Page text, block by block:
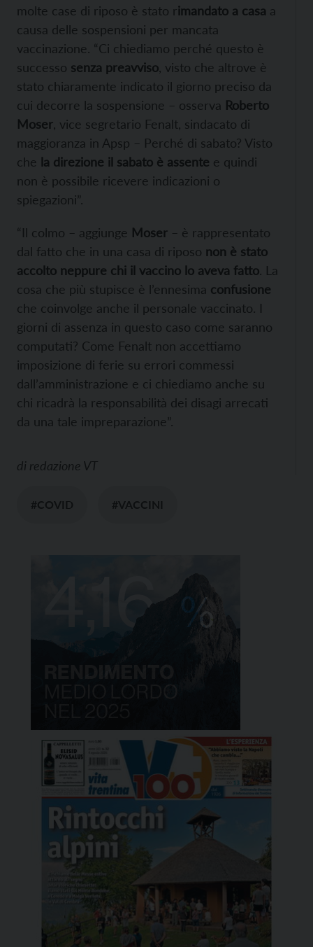
molte case di riposo è stato rimandato a casa a
causa delle sospensioni per mancata
vaccinazione. “Ci chiediamo perché questo è
successo senza preavviso , visto che altrove è
stato chiaramente indicato il giorno preciso da
cui decorre la sospensione – osserva Roberto
Moser , vice segretario Fenalt, sindacato di
maggioranza in Apsp – Perché di sabato? Visto
che la direzione il sabato è assente e quindi
non è possibile ricevere indicazioni o
spiegazioni”.
“Il colmo – aggiunge Moser – è rappresentato
dal fatto che in una casa di riposo non è stato
accolto neppure chi il vaccino lo aveva fatto. La
cosa che più stupisce è l’ennesima confusione
che coinvolge anche il personale vaccinato. I
giorni di assenza in questo caso come saranno
computati? Come Fenalt non accettiamo
imposizione di ferie su errori commessi
dall’amministrazione e ci chiediamo anche su
chi ricadrà la responsabilità dei disagi arrecati
da una tale impreparazione”.
di redazione VT
#COVID #VACCINI